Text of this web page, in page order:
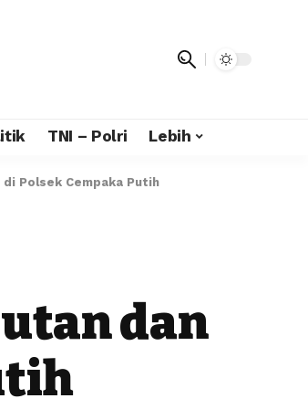
TNI – Polri Lebih
Polsek Cempaka Putih
dan